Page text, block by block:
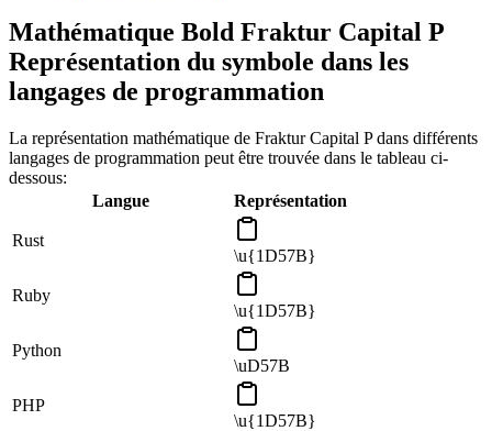
Mathématique Bold Fraktur Capital P
Représentation du symbole dans les
langages de programmation
La représentation mathématique de Fraktur Capital P dans différents
langages de programmation peut être trouvée dans le tableau ci-
dessous:
Langue
Représentation
Rust
\u{1D57B}
Ruby
\u{1D57B}
Python
\uD57B
PHP
\u{1D57B}